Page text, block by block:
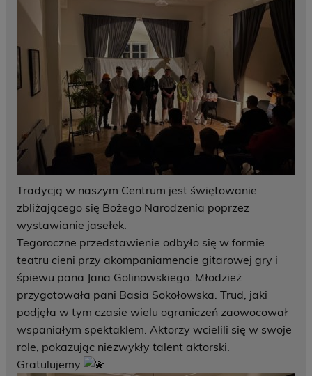
Tradycją w naszym Centrum jest świętowanie
zbliżającego się Bożego Narodzenia poprzez
wystawianie jasełek.
Tegoroczne przedstawienie odbyło się w formie
teatru cieni przy akompaniamencie gitarowej gry i
śpiewu pana Jana Golinowskiego. Młodzież
przygotowała pani Basia Sokołowska. Trud, jaki
podjęła w tym czasie wielu ograniczeń zaowocował
wspaniałym spektaklem. Aktorzy wcielili się w swoje
role, pokazując niezwykły talent aktorski.
Gratulujemy